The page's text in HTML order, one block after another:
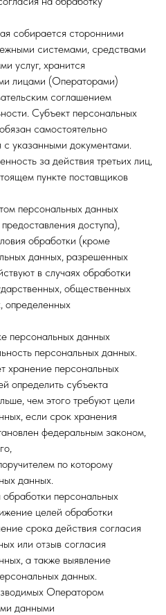
собирается сторонними
системами, средствами
услуг, хранится
лицами (Операторами)
соглашением
Субъект персональных
самостоятельно
указанными документами.
за действия третьих лиц,
пункте поставщиков
персональных данных
доступа),
обработки (кроме
данных, разрешенных
в случаях обработки
общественных
определенных
персональных данных
персональных данных.
хранение персональных
определить субъекта
чем этого требуют цели
если срок хранения
федеральным законом,
по которому
данных.
персональных
целей обработки
срока действия согласия
или отзыв согласия
а также выявление
данных.
Оператором
данными